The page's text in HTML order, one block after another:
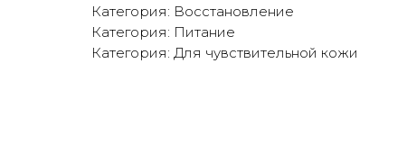
Категория: Восстановление
Категория: Питание
Категория: Для чувствительной кожи